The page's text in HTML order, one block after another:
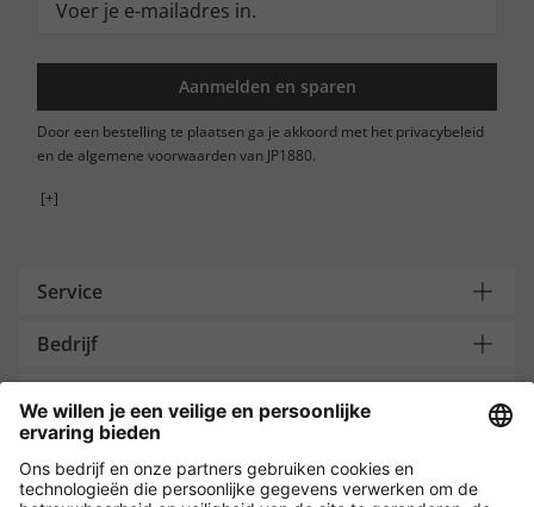
Aanmelden en sparen
Door een bestelling te plaatsen ga je akkoord met het privacybeleid
en de algemene voorwaarden van JP1880.
[+]
Service
Bedrijf
Payment and Delivery